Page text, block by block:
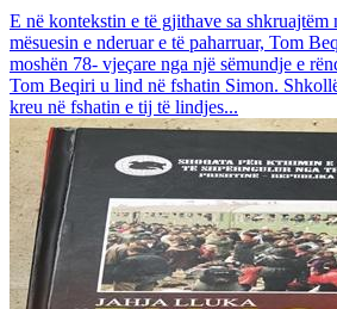
E në kontekstin e të gjithave sa shkruajtëm
mësuesin e nderuar e të paharruar, Tom
moshën 78- vjeçare nga një sëmundje e
Tom Beqiri u lind në fshatin Simon.
kreu në fshatin e tij të lindjes...